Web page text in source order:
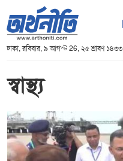
ঢাকা, রবিবার, ৯ আগস্ট 26, ২৫ শ্রাবণ ১৪৩৩
স্বাস্থ্য